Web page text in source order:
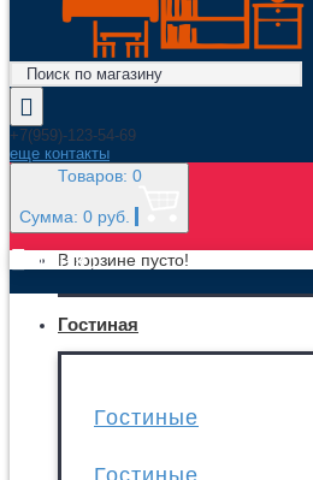
+7(959)-123-54-69
еще контакты
Товаров: 0
Сумма: 0 руб.
В корзине пусто!
МЕНЮ
Гостиная
Гостиные
Гостиные